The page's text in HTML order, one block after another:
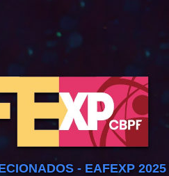
- EAFEXP 2025